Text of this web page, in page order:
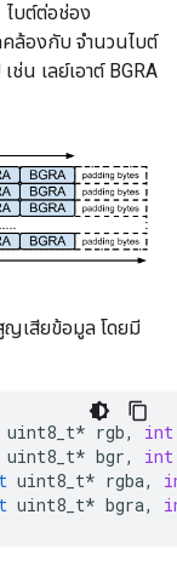
ไบต์ต่อช่อง
ล้องกับ จำนวนไบต์
ช่น เลย์เอาต์ BGRA
ญเสียข้อมูล โดยมี
uint8_t* rgb,
int
uint8_t* bgr,
int
uint8_t* rgba,
uint8_t* bgra,